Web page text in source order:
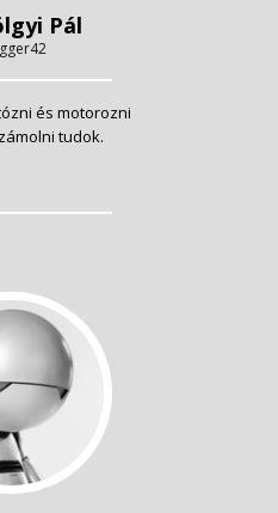
Pál
és motorozni
tudok.